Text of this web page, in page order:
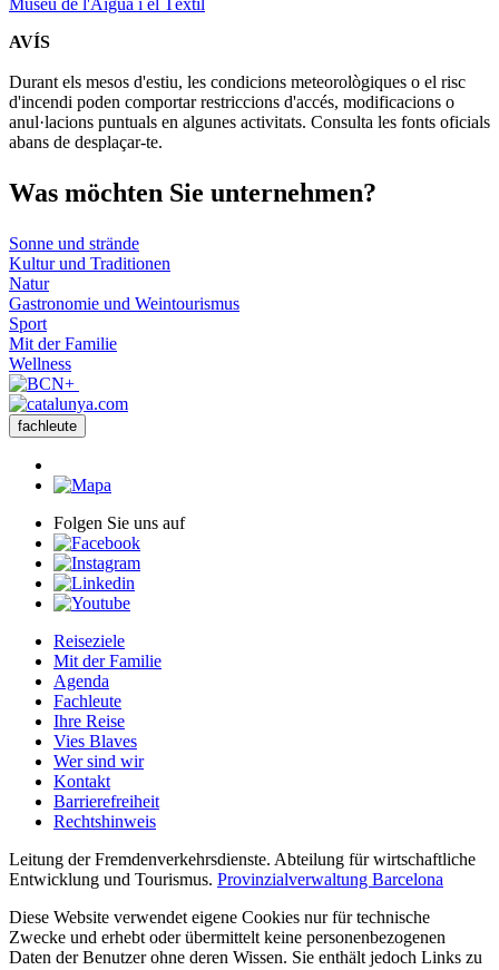
AVÍS
Durant els mesos d'estiu, les condicions meteorològiques o el risc
d'incendi poden comportar restriccions d'accés, modificacions o
anul·lacions puntuals en algunes activitats. Consulta les fonts oficials
abans de desplaçar-te.
Was möchten Sie unternehmen?
Sonne und strände
Kultur und Traditionen
Natur
Gastronomie und Weintourismus
Sport
Mit der Familie
Wellness
fachleute
Folgen Sie uns auf
Reiseziele
Mit der Familie
Agenda
Fachleute
Ihre Reise
Vies Blaves
Wer sind wir
Kontakt
Barrierefreiheit
Rechtshinweis
Leitung der Fremdenverkehrsdienste. Abteilung für wirtschaftliche
Entwicklung und Tourismus. Provinzialverwaltung Barcelona
Diese Website verwendet eigene Cookies nur für technische
Zwecke und erhebt oder übermittelt keine personenbezogenen
Daten der Benutzer ohne deren Wissen. Sie enthält jedoch Links zu